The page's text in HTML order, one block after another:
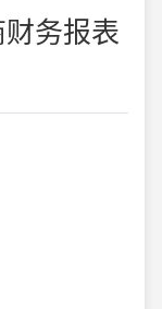
务报表